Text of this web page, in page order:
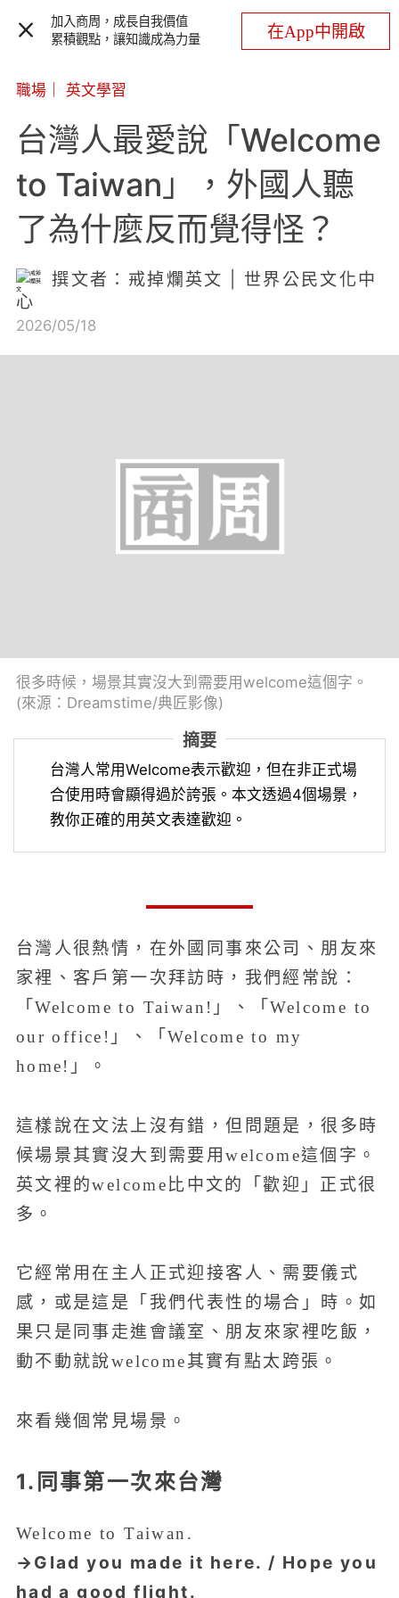
加入商周，成長自我價值
累積觀點，讓知識成為力量
在App中開啟
職場 英文學習
台灣人最愛說「Welcome
to Taiwan」，外國人聽
了為什麼反而覺得怪？
撰文者：戒掉爛英文 | 世界公民文化中
心
2026/05/18
很多時候，場景其實沒大到需要用welcome這個字。
(來源：Dreamstime/典匠影像)
摘要
台灣人常用Welcome表示歡迎，但在非正式場
合使用時會顯得過於誇張。本文透過4個場景，
教你正確的用英文表達歡迎。
台灣人很熱情，在外國同事來公司、朋友來
家裡、客戶第一次拜訪時，我們經常說：
「Welcome to Taiwan!」、「Welcome to
our office!」、「Welcome to my
home!」。
這樣說在文法上沒有錯，但問題是，很多時
候場景其實沒大到需要用welcome這個字。
英文裡的welcome比中文的「歡迎」正式很
多。
它經常用在主人正式迎接客人、需要儀式
感，或是這是「我們代表性的場合」時。如
果只是同事走進會議室、朋友來家裡吃飯，
動不動就說welcome其實有點太跨張。
來看幾個常見場景。
1.同事第一次來台灣
Welcome to Taiwan.
→Glad you made it here. / Hope you
had a good flight.